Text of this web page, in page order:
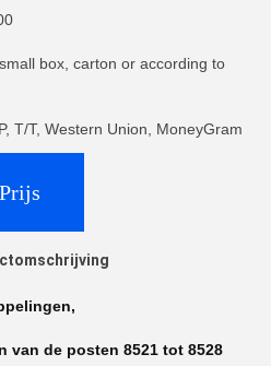
box, carton or according to
T/T, Western Union, MoneyGram
,
van de posten 8521 tot 8528